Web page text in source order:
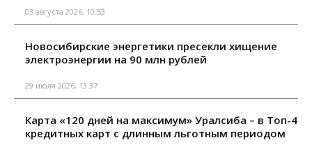
03 августа 2026, 10:53
Новосибирские энергетики пресекли хищение
электроэнергии на 90 млн рублей
29 июля 2026, 13:37
Карта «120 дней на максимум» Уралсиба – в Топ-4
кредитных карт с длинным льготным периодом